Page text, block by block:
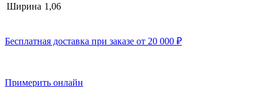
Ширина 1,06
Бесплатная доставка при заказе от 20 000 ₽
Примерить онлайн